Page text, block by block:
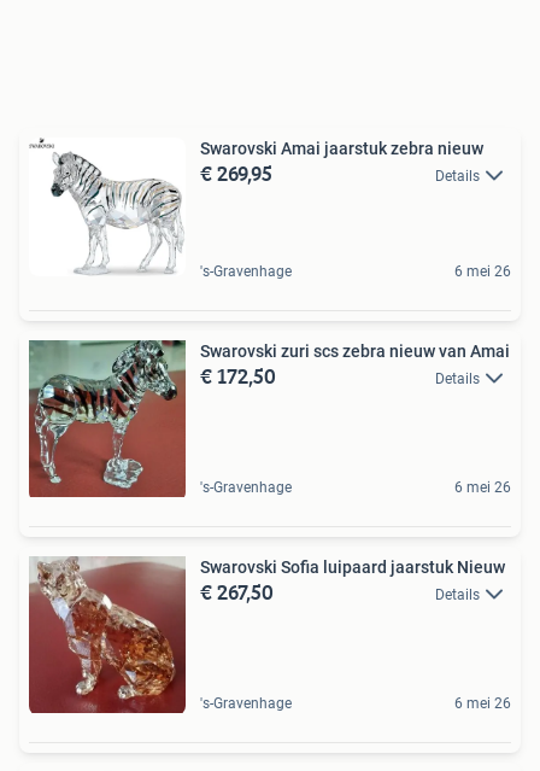
Swarovski Amai jaarstuk zebra nieuw
€ 269,95 Details
's-Gravenhage 6 mei 26
Swarovski zuri scs zebra nieuw van Amai
€ 172,50 Details
's-Gravenhage 6 mei 26
Swarovski Sofia luipaard jaarstuk Nieuw
€ 267,50 Details
's-Gravenhage 6 mei 26